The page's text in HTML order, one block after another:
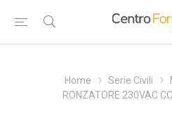
Home Serie Civili
RONZATORE 230VAC